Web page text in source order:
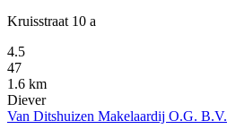
Kruisstraat 10 a
4.5
47
1.6 km
Diever
Van Ditshuizen Makelaardij O.G. B.V.